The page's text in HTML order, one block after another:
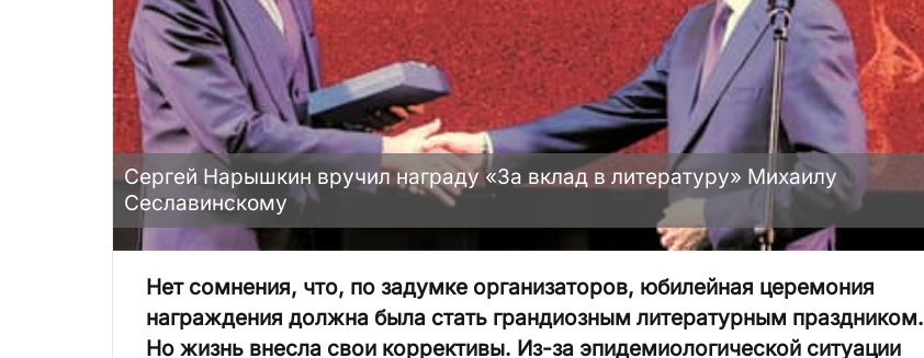
Сергей Нарышкин вручил награду «За вклад в литературу» Михаилу
Сеславинскому
Нет сомнения, что, по задумке организаторов, юбилейная церемония
награждения должна была стать грандиозным литературным праздником.
Но жизнь внесла свои коррективы. Из-за эпидемиологической ситуации